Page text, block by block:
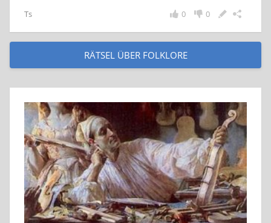
Ts 0
0
RÄTSEL ÜBER FOLKLORE